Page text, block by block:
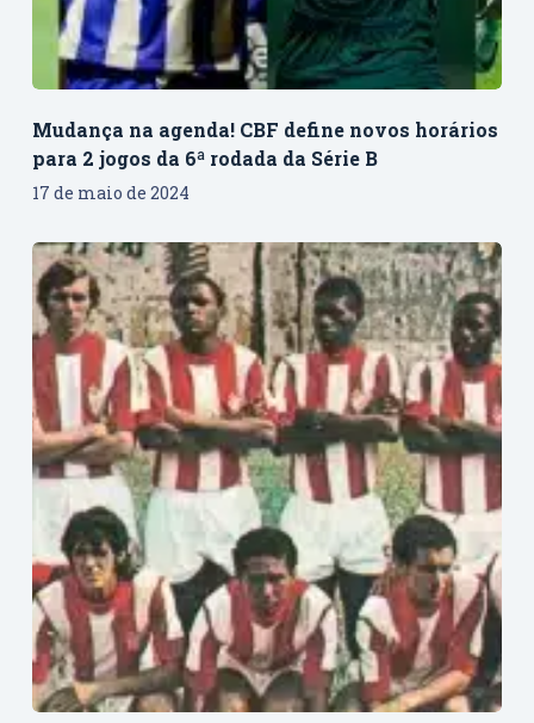
Mudança na agenda! CBF define novos horários
para 2 jogos da 6ª rodada da Série B
17 de maio de 2024